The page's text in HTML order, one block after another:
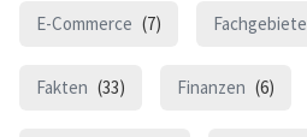
E-Commerce (7) Fachgebiete
Fakten (33) Finanzen (6)